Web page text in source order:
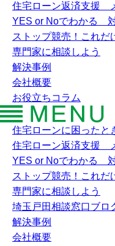
住宅ローン返済支援
YES or Noでわかる
ストップ競売！これだ
専門家に相談しよう
解決事例
会社概要
お役立ちコラム
住宅ローンに困ったと
住宅ローン返済支援
YES or Noでわかる
ストップ競売！これだ
専門家に相談しよう
埼玉戸田相談窓口ブロ
解決事例
会社概要